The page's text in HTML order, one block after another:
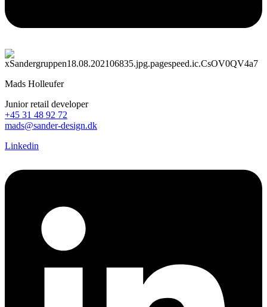
Mads Holleufer
Junior retail developer
+45 31 48 92 72
mads@sander-design.dk
Linkedin